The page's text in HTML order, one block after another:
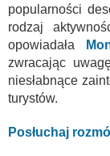
popularności
rodzaj
opowiadała
zwracając
niesłabnące
turystów.
Posłuchaj